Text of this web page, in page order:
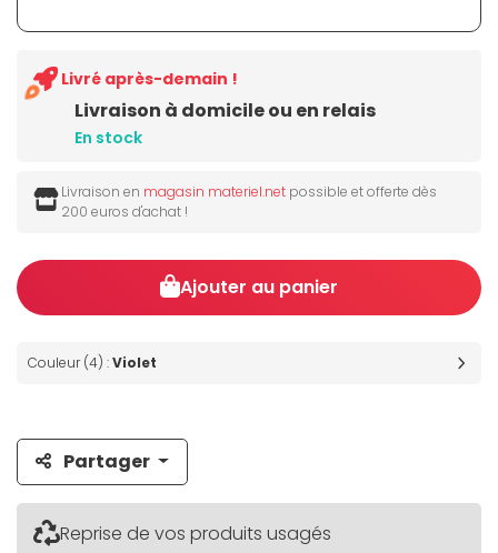
Livraison à domicile ou en relais
En stock
Livré après-demain !
Livraison en magasin materiel.net possible et offerte dès
200 euros d'achat !
Ajouter au panier
Couleur (4) :Violet
Partager
Reprise de vos produits usagés